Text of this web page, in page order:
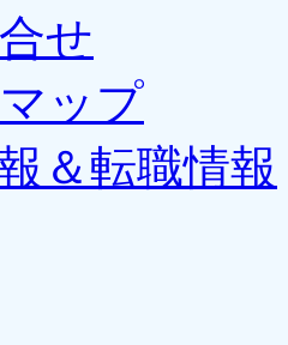
せ
ップ
＆転職情報